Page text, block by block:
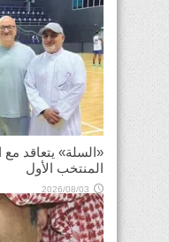
«السلة» يتعاقد مع
المنتخب الأول
2026/08/03